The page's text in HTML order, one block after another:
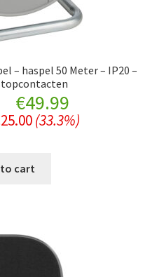
– haspel 50 Meter – IP20 –
Original
price
was:
€49.99Current
price
25.00 (33.3%)
cart